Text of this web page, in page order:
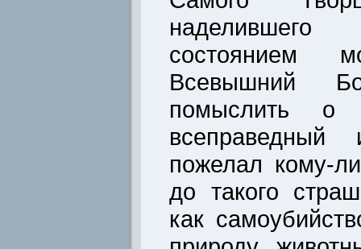
наделившего
состоянием
Всевышний
помыслить
всеправедный
пожелал кому-
до такого
как